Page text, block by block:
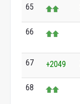
65
66
67 +2049
68